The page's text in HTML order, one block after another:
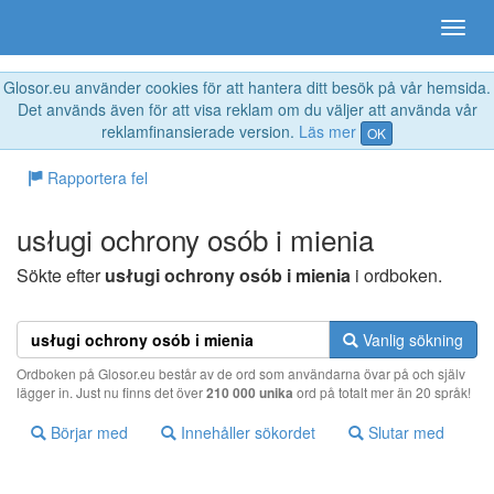
Glosor.eu använder cookies för att hantera ditt besök på vår hemsida.
Det används även för att visa reklam om du väljer att använda vår
reklamfinansierade version. Läs mer OK
Rapportera fel
usługi ochrony osób i mienia
Sökte efterusługi ochrony osób i mienia i ordboken.
Vanlig sökning
Ordboken på Glosor.eu består av de ord som användarna övar på och själv
lägger in. Just nu finns det över210 000 unika ord på totalt mer än 20 språk!
Börjar med Innehåller sökordet Slutar med